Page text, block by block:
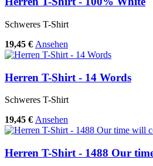
Schweres T-Shirt
19,45 € Ansehen
Herren T-Shirt - 14 Words
Schweres T-Shirt
19,45 € Ansehen
Herren T-Shirt - 1488 Our